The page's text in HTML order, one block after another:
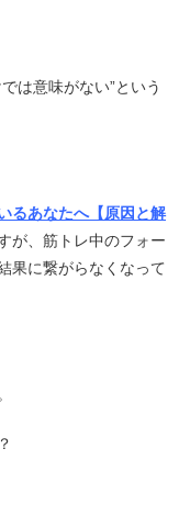
は意味がない”という
るあなたへ【原因と解
が、筋トレ中のフォー
果に繋がらなくなって